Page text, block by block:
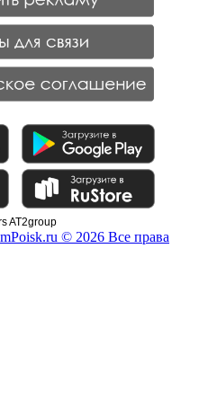
AT2group
© 2026 Все права